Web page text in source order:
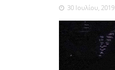
30 Ιουλίου, 2019